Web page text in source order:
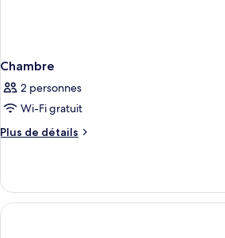
Chambre
2 personnes
Wi-Fi gratuit
Plus de détails
Plus
le
type
de